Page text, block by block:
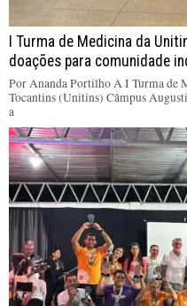
I Turma de Medicina da
doações para comunidade
Por Ananda Portilho A I Turma de
Tocantins (Unitins) Câmpus
a